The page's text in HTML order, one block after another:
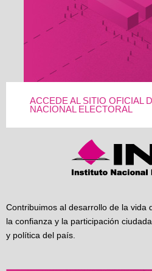
ACCEDE AL SITIO OFICIAL
NACIONAL ELECTORAL
Contribuimos al desarrollo de la vida
la confianza y la participación
y política del país.